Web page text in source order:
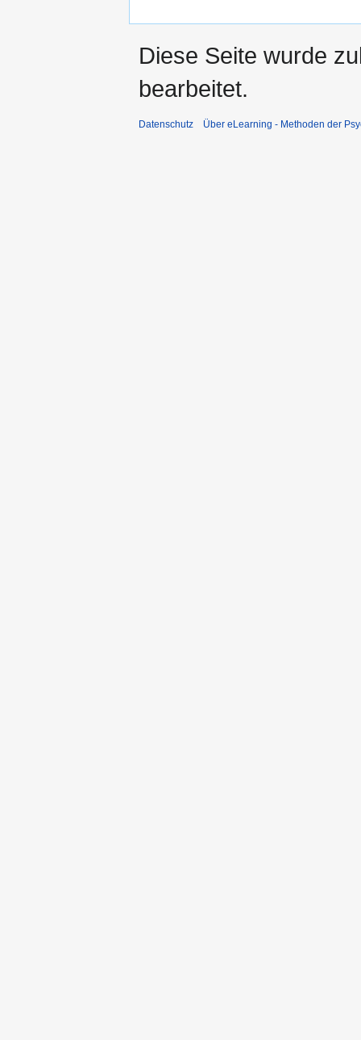
Diese Seite wurde
bearbeitet.
Datenschutz Über eLearning - Methoden der